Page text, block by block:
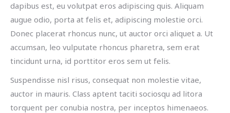
dapibus est, eu volutpat eros adipiscing quis. Aliquam
augue odio, porta at felis et, adipiscing molestie orci.
Donec placerat rhoncus nunc, ut auctor orci aliquet a. Ut
accumsan, leo vulputate rhoncus pharetra, sem erat
tincidunt urna, id porttitor eros sem ut felis.
Suspendisse nisl risus, consequat non molestie vitae,
auctor in mauris. Class aptent taciti sociosqu ad litora
torquent per conubia nostra, per inceptos himenaeos.